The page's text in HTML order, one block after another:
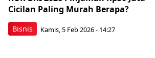
Bisnis
Cicilan Paling Murah Berapa?
Kamis, 5 Feb 2026 - 14:27